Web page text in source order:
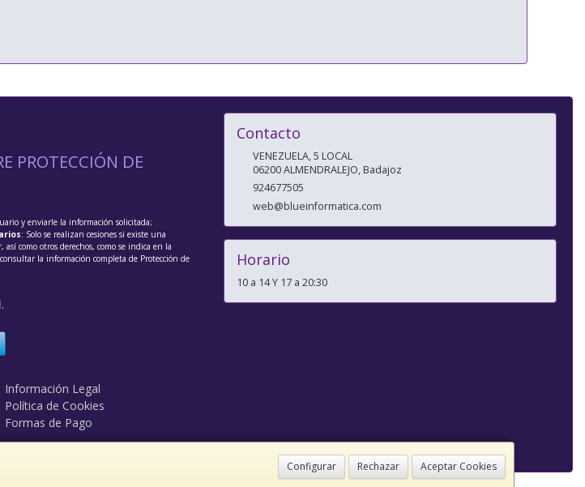
Configurar Rechazar Aceptar Cookies
PROTECCIÓN DE
y enviarle la información solicitada;
: Solo se realizan cesiones si existe una
como otros derechos, como se indica en la
la información completa de Protección de
.
Información Legal
Política de Cookies
Formas de Pago
Contacto
VENEZUELA, 5 LOCAL
06200ALMENDRALEJO,Badajoz
924677505
web@blueinformatica.com
Horario
10 a 14 Y 17 a 20:30